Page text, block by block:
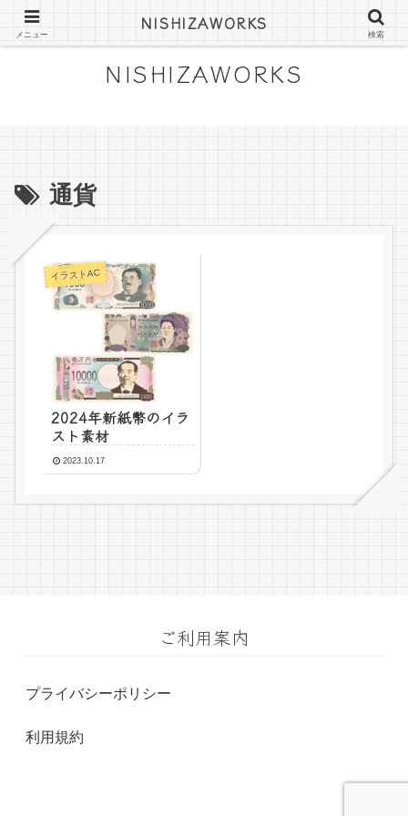
にしざわみつきの絵日記やフリー素材
NISHIZAWORKS
通貨
イラストAC
2024年新紙幣のイラ
スト素材
2023.10.17
ご利用案内
プライバシーポリシー
利用規約
メニュー
NISHIZAWORKS
検索